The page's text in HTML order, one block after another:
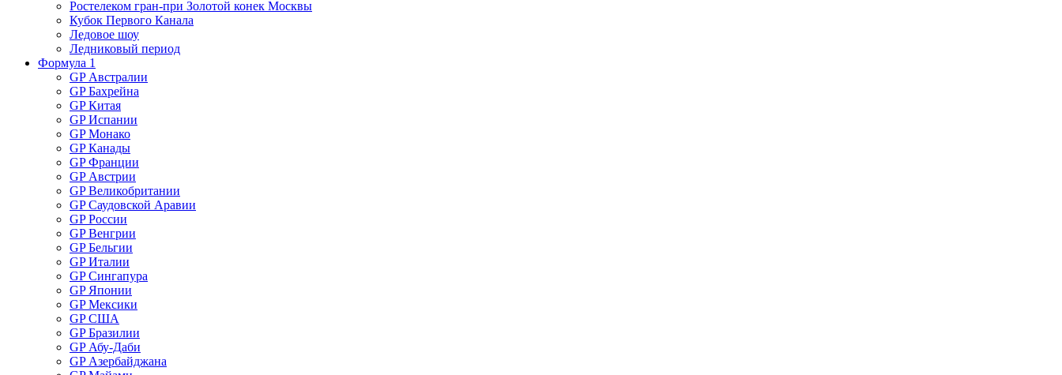
Ростелеком гран-при Золотой конек Москвы
Кубок Первого Канала
Ледовое шоу
Ледниковый период
Формула 1
GP Австралии
GP Бахрейна
GP Китая
GP Испании
GP Монако
GP Канады
GP Франции
GP Австрии
GP Великобритании
GP Саудовской Аравии
GP России
GP Венгрии
GP Бельгии
GP Италии
GP Сингапура
GP Японии
GP Мексики
GP США
GP Бразилии
GP Абу-Даби
GP Азербайджана